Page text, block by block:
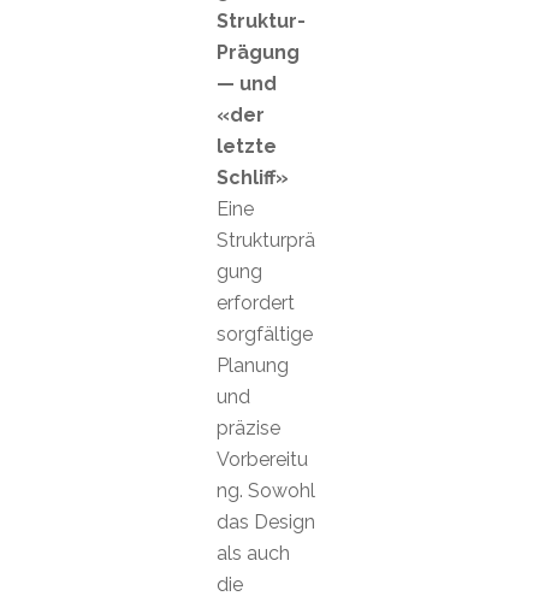
Struktur-
Prägung
— und
«der
letzte
Schliff»
Eine
Strukturprä
gung
erfordert
sorgfältige
Planung
und
präzise
Vorbereitu
ng. Sowohl
das Design
als auch
die